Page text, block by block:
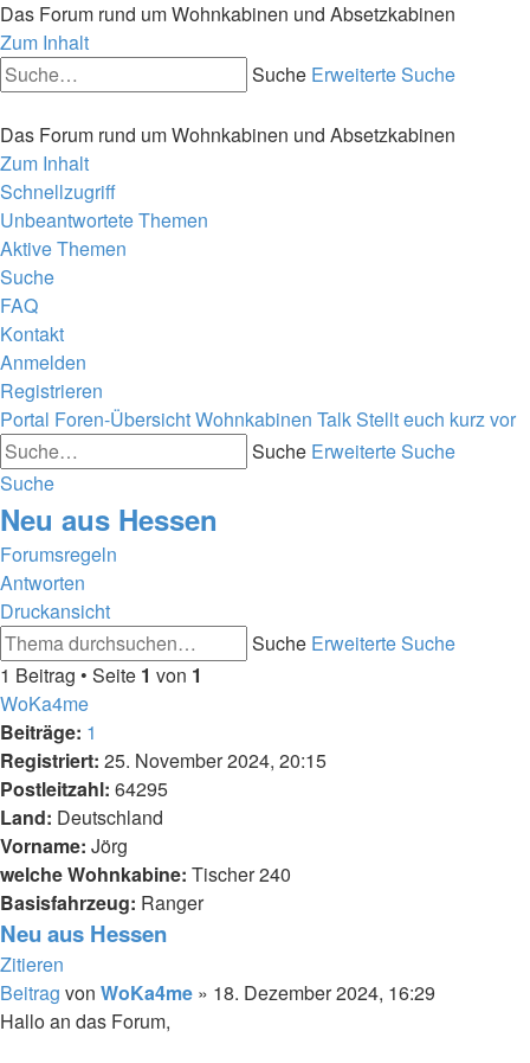
Das Forum rund um Wohnkabinen und Absetzkabinen
Zum Inhalt
Suche Erweiterte Suche
Das Forum rund um Wohnkabinen und Absetzkabinen
Zum Inhalt
Schnellzugriff
Unbeantwortete Themen
Aktive Themen
Suche
FAQ
Kontakt
Anmelden
Registrieren
Portal Foren-ÜbersichtWohnkabinen TalkStellt euch kurz vor
Suche Erweiterte Suche
Suche
Neu aus Hessen
Forumsregeln
Antworten
Druckansicht
Suche Erweiterte Suche
1 Beitrag • Seite 1 von 1
WoKa4me
Beiträge: 1
Registriert: 25. November 2024, 20:15
Postleitzahl: 64295
Land: Deutschland
Vorname: Jörg
welche Wohnkabine: Tischer 240
Basisfahrzeug: Ranger
Neu aus Hessen
Zitieren
Beitrag von WoKa4me » 18. Dezember 2024, 16:29
Hallo an das Forum,